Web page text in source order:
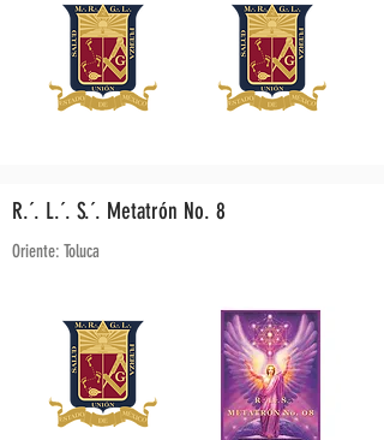
R.´. L.´. S.´. Metatrón No. 8
Oriente: Toluca